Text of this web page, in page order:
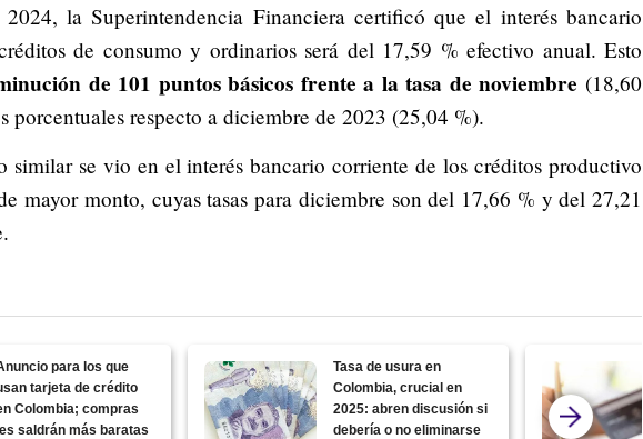
la Superintendencia Financiera certificó que el interés bancario
de consumo y ordinarios será del 17,59 % efectivo anual. Esto
de 101 puntos básicos frente a la tasa de noviembre (18,60
porcentuales respecto a diciembre de 2023 (25,04 %).
similar se vio en el interés bancario corriente de los créditos productivo
mayor monto, cuyas tasas para diciembre son del 17,66 % y del 27,21
para los que
tarjeta de crédito
Colombia; compras
saldrán más baratas
Tasa de usura en
Colombia, crucial en
2025: abren discusión si
debería o no eliminarse